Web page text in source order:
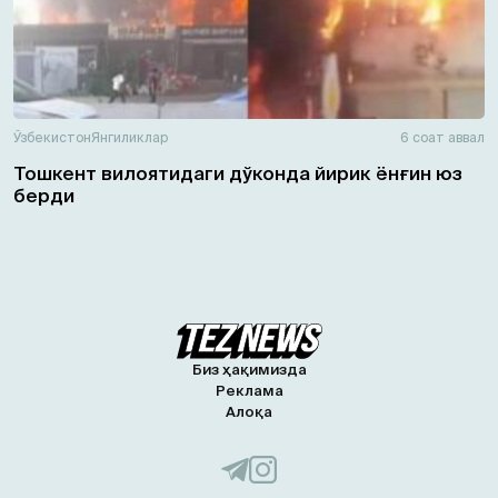
ЎзбекистонЯнгиликлар 6 соат аввал
Тошкент вилоятидаги дўконда йирик ёнғин юз
берди
Биз ҳақимизда
Реклама
Алоқа